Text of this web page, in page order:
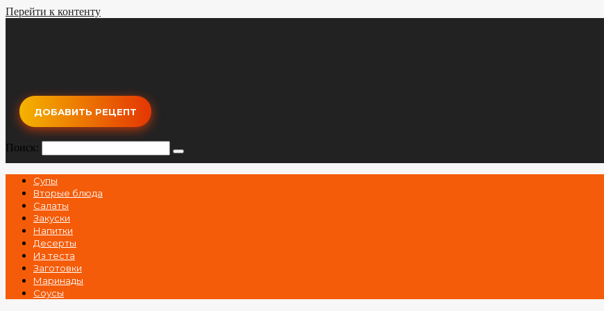
Перейти к контенту
ДОБАВИТЬ РЕЦЕПТ
Поиск:
Супы
Вторые блюда
Салаты
Закуски
Напитки
Десерты
Из теста
Заготовки
Маринады
Соусы